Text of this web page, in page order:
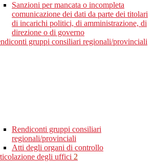
Sanzioni per mancata o incompleta
comunicazione dei dati da parte dei titolari
di incarichi politici, di amministrazione, di
direzione o di governo
gruppi consiliari regionali/provinciali
Rendiconti gruppi consiliari
regionali/provinciali
Atti degli organi di controllo
degli uffici 2